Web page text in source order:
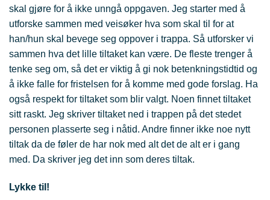
skal gjøre for å ikke unngå oppgaven. Jeg starter med å
utforske sammen med veisøker hva som skal til for at
han/hun skal bevege seg oppover i trappa. Så utforsker vi
sammen hva det lille tiltaket kan være. De fleste trenger å
tenke seg om, så det er viktig å gi nok betenkningstidtid og
å ikke falle for fristelsen for å komme med gode forslag. Ha
også respekt for tiltaket som blir valgt. Noen finnet tiltaket
sitt raskt. Jeg skriver tiltaket ned i trappen på det stedet
personen plasserte seg i nåtid. Andre finner ikke noe nytt
tiltak da de føler de har nok med alt det de alt er i gang
med. Da skriver jeg det inn som deres tiltak.
Lykke til!